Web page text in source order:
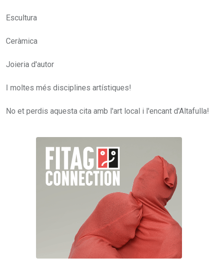
Escultura
Ceràmica
Joieria d'autor
I moltes més disciplines artístiques!
No et perdis aquesta cita amb l'art local i l'encant d'Altafulla!